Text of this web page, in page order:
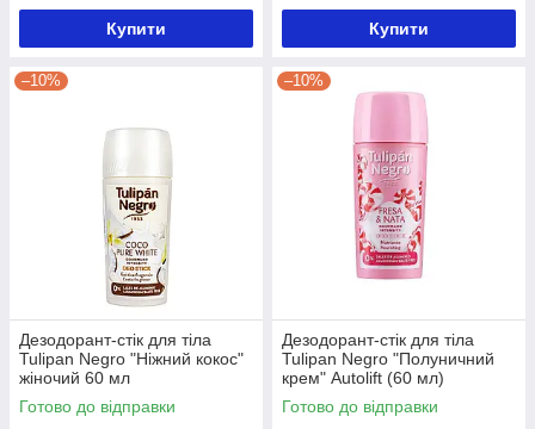
Купити Купити
–10%
Дезодорант-стік для тіла
Tulipan Negro "Ніжний кокос"
жіночий 60 мл
Готово до відправки
–10%
Дезодорант-стік для тіла
Tulipan Negro "Полуничний
крем" Autolift (60 мл)
Готово до відправки